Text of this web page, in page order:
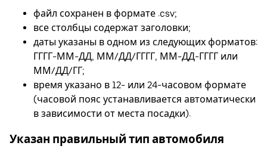
файл сохранен в формате .csv;
все столбцы содержат заголовки;
даты указаны в одном из следующих форматов:
ГГГГ-ММ-ДД, ММ/ДД/ГГГГ, ММ-ДД-ГГГГ или
ММ/ДД/ГГ;
время указано в 12- или 24-часовом формате
(часовой пояс устанавливается автоматически
в зависимости от места посадки).
Указан правильный тип автомобиля